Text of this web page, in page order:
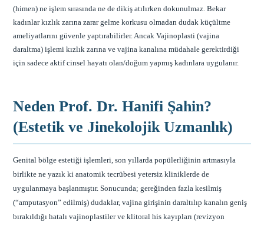
(himen) ne işlem sırasında ne de dikiş atılırken dokunulmaz. Bekar
kadınlar kızlık zarına zarar gelme korkusu olmadan dudak küçültme
ameliyatlarını güvenle yaptırabilirler. Ancak Vajinoplasti (vajina
daraltma) işlemi kızlık zarına ve vajina kanalına müdahale gerektirdiği
için sadece aktif cinsel hayatı olan/doğum yapmış kadınlara uygulanır.
Neden Prof. Dr. Hanifi Şahin?
(Estetik ve Jinekolojik Uzmanlık)
Genital bölge estetiği işlemleri, son yıllarda popülerliğinin artmasıyla
birlikte ne yazık ki anatomik tecrübesi yetersiz kliniklerde de
uygulanmaya başlanmıştır. Sonucunda; gereğinden fazla kesilmiş
(“amputasyon” edilmiş) dudaklar, vajina girişinin daraltılıp kanalın geniş
bırakıldığı hatalı vajinoplastiler ve klitoral his kayıpları (revizyon